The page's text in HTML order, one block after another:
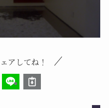
アしてね！